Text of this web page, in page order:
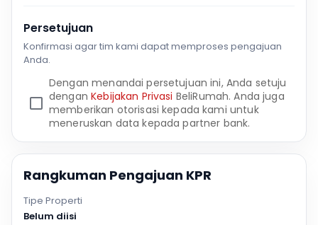
Persetujuan
Konfirmasi agar tim kami dapat memproses pengajuan
Anda.
Dengan menandai persetujuan ini, Anda setuju
denganKebijakan Privasi BeliRumah. Anda juga
memberikan otorisasi kepada kami untuk
meneruskan data kepada partner bank.
Rangkuman Pengajuan KPR
Tipe Properti
Belum diisi